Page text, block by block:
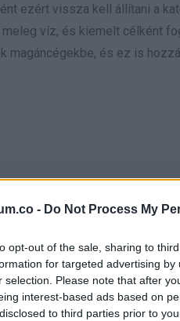
- Do Not Process My
opt-out of the sale, sharing to
for targeted advertising
selection. Please note that after
interest-based ads based on
to third parties prior to
ezért vissza kell állítani a
víz, és kiemelt célként
és ez is
katonát az orosz–ukrán